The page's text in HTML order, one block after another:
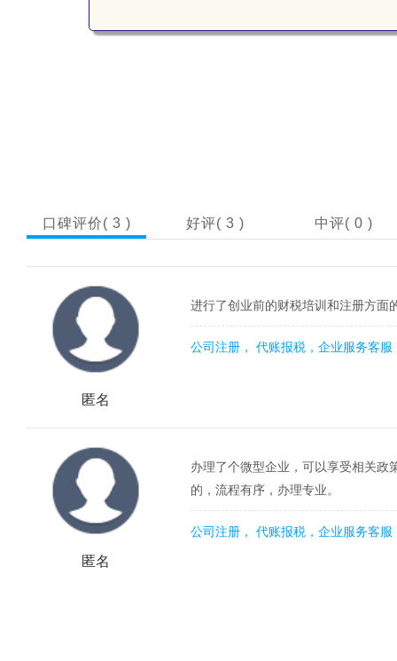
口碑评价( 3 ) 好评( 3 ) 中评( 0 )
匿名
进行了创业前的财税培训和注册方面
公司注册， 代账报税，企业服务客服
匿名
办理了个微型企业，可以享受相关政
的，流程有序，办理专业。
公司注册， 代账报税，企业服务客服